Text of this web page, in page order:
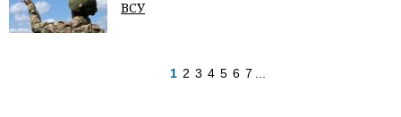
ВСУ
1 2 3 4 5 6 7 ...